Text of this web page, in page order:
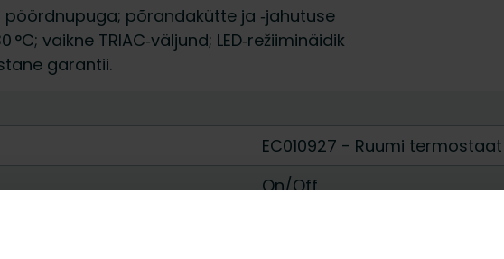
põrandakütte ja ‑jahutuse
vaikne TRIAC‑väljund; LED‑režiiminäidik
garantii.
EC010927 - Ruumi termostaat
On/Off